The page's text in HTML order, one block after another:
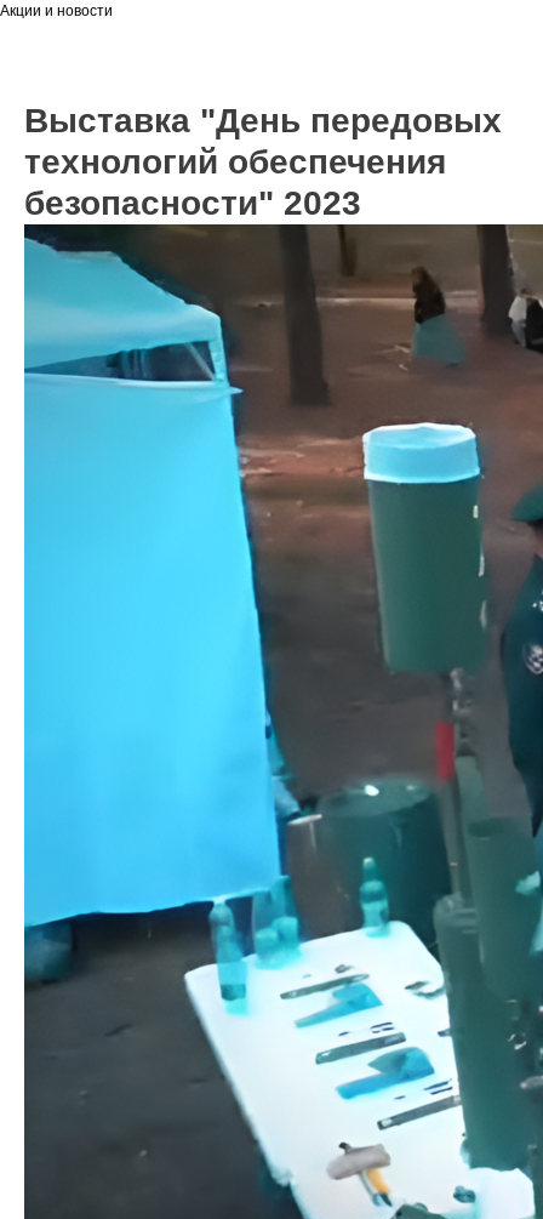
Акции и новости
Выставка "День передовых
технологий обеспечения
безопасности" 2023